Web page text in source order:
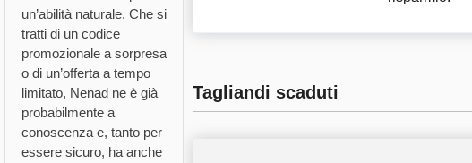
un’abilità naturale. Che si
tratti di un codice
promozionale a sorpresa
o di un’offerta a tempo
limitato, Nenad ne è già
probabilmente a
conoscenza e, tanto per
essere sicuro, ha anche
Tagliandi scaduti